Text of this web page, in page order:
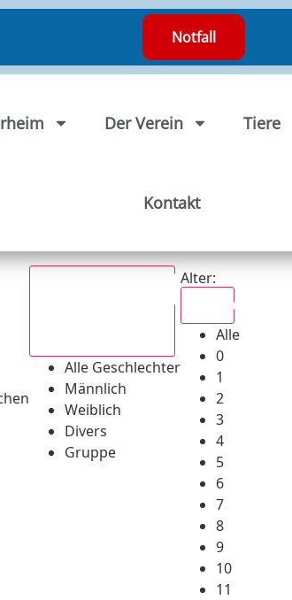
Notfall
Der Verein Tiere
Kontakt
Alle Geschlechter
Männlich
Weiblich
Divers
Gruppe
Alter:
Alle
0
1
2
3
4
5
6
7
8
9
10
11